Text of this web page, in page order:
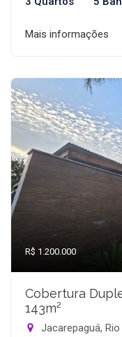
Mais informações
R$ 1.200.000
Cobertura
143m²
Jacarepaguá,